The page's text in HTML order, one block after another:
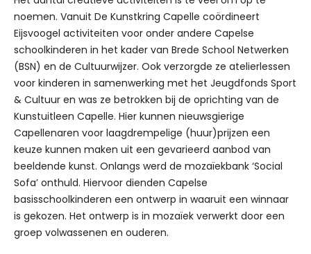
noemen. Vanuit De Kunstkring Capelle coördineert
Eijsvoogel activiteiten voor onder andere Capelse
schoolkinderen in het kader van Brede School Netwerken
(BSN) en de Cultuurwijzer. Ook verzorgde ze atelierlessen
voor kinderen in samenwerking met het Jeugdfonds Sport
& Cultuur en was ze betrokken bij de oprichting van de
Kunstuitleen Capelle. Hier kunnen nieuwsgierige
Capellenaren voor laagdrempelige (huur)prijzen een
keuze kunnen maken uit een gevarieerd aanbod van
beeldende kunst. Onlangs werd de mozaïekbank ‘Social
Sofa’ onthuld. Hiervoor dienden Capelse
basisschoolkinderen een ontwerp in waaruit een winnaar
is gekozen. Het ontwerp is in mozaïek verwerkt door een
groep volwassenen en ouderen.